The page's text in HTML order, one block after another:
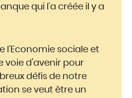
qui l’a créée il y a
l’Economie sociale et
voie d'avenir pour
défis de notre
se veut être un